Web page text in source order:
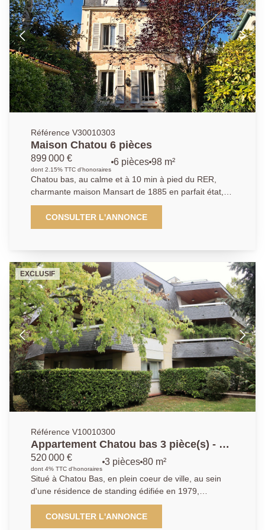
séparées. À l'étage, l'espace nuit se compose de
deux chambres, d'un dressing, d'une salle d'eau avec
WC et d'un bureau, parfait pour le télétravail ou un
espace polyvalent. Une place de parking en extérieur
vient compléter ce bien.
Référence V30010303
Maison Chatou 6 pièces
899 000 €
dont 2.15% TTC d'honoraires
6 pièces 98 m²
Chatou bas, au calme et à 10 min à pied du RER,
charmante maison Mansart de 1885 en parfait état,
proche écoles et commerces. D'environ 98 m² (plus
28,5 m² de sous-sol aménagé, elle offre une entrée
avec rangements, une cuisine équipée ouverte sur un
buanderie, salle de jeux et cave à vin. Stationnement
sur la parcelle, deux dépendances avec électricité.
Ravalement, toiture et chaudière récents. Rare.
CONSULTER L'ANNONCE
EXCLUSIF
Référence V10010300
Appartement Chatou bas 3 pièce(s) - 81
m²
520 000 €
dont 4% TTC d'honoraires
3 pièces 80 m²
Situé à Chatou Bas, en plein coeur de ville, au sein
d'une résidence de standing édifiée en 1979,
découvrez cet appartement traversant de 80,94 m²,
en rez-de-jardin avec accès PMR, bénéficiant d'un
CONSULTER L'ANNONCE